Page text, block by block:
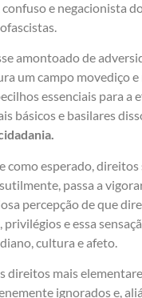
e negacionista
amontoado de
um campo movediço
essenciais para a
básicos e basilares
como esperado, direitos
passa a
percepção de que
privilégios e essa
cultura e afeto.
direitos mais
ignorados e,